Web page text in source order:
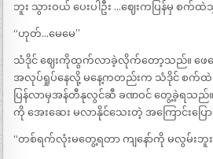
ဘူး သွားဝယ် ပေးပါဦး …ဈေးကပြန်မှ စက်ထဲ
“ဟုတ်…မေမေ”
သံဒိုင် ဈေးကိုထွက်လာခဲ့လိုက်တော့သည်။ ဖေဖ
အလုပ်ရှုပ်နေလို့ မနေ့ကတည်းက သံဒိုင် စက်ထဲ
ပြန်လာမှအန်တီနုလွင်ဆီ ခဏဝင် တွေ့ခဲ့ရသည်
ကို အေးဆေး မလာနိုင်သေးတဲ့ အကြောင်းပြေ
“တစ်ရက်လုံးမတွေ့ရတာ ကျနော်ကို မလွမ်းဘူး